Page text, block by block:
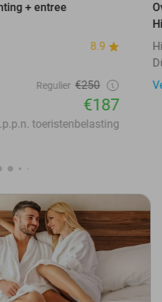
+ entree
8.9
Regulier €250
€187
toeristenbelasting